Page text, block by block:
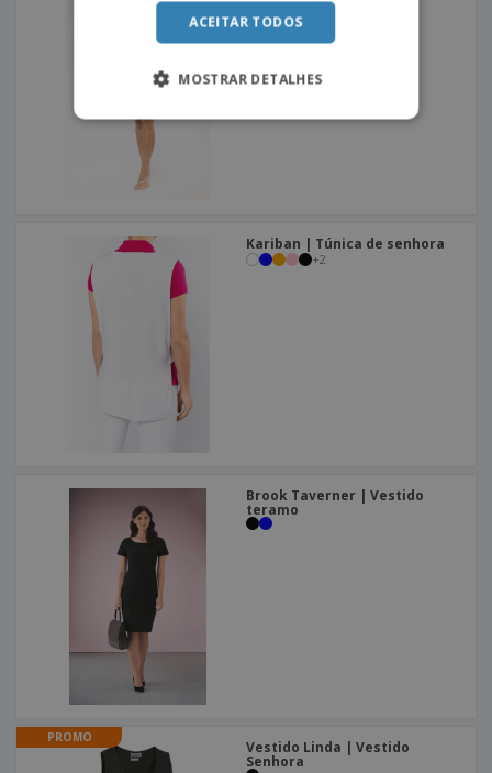
curta
Kariban | Túnica de senhora
+2
Brook Taverner | Vestido
teramo
PROMO
Vestido Linda | Vestido
Senhora
ACEITAR TODOS
MOSTRAR DETALHES